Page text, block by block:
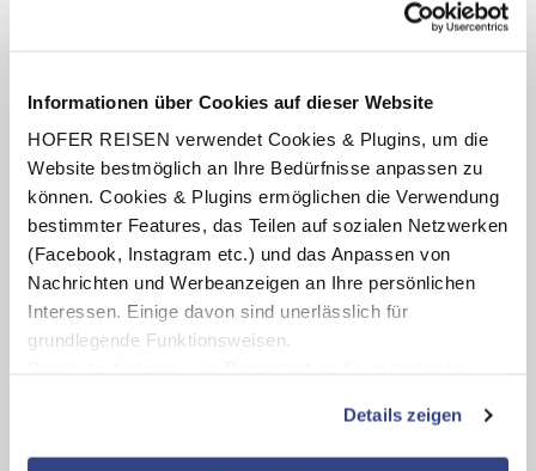
Informationen über Cookies auf dieser Website
HOFER REISEN verwendet Cookies & Plugins, um die
Website bestmöglich an Ihre Bedürfnisse anpassen zu
können. Cookies & Plugins ermöglichen die Verwendung
bestimmter Features, das Teilen auf sozialen Netzwerken
(Facebook, Instagram etc.) und das Anpassen von
Nachrichten und Werbeanzeigen an Ihre persönlichen
Interessen. Einige davon sind unerlässlich für
grundlegende Funktionsweisen.
zusätzliche Dienste bzw. Technologien von Drittanbietern
nutzen und uns sowie Dritten weitere Personalisierungen
Details zeigen
Verpflegung: Frühstücksbuffet
Guest Mobility Ticket (gültig für die Dauer des
Aufenthaltes, Leistungen teilweise saisonabhängig)
1 x Eintritt pro Person ins Schloss Hellbrunn inkl.
Audioguide-Rundgang durch die Wasserspiele,
Besichtigung der interaktiven Dauerausstellung mit
Audioguide im Schloss und Besuch des
Volkskundemuseums (Öffnungszeiten lt. Aushang vor Ort